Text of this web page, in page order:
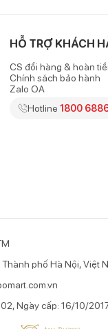
HỖ TRỢ KHÁCH
CS đổi hàng & hoàn
Chính sách bảo hành
Zalo OA
Hotline 1800
phố Hà Nội, Việt
Ngày cấp: 16/10/